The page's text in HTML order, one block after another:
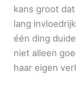
kans groot
lang
één ding
niet alleen
haar eigen